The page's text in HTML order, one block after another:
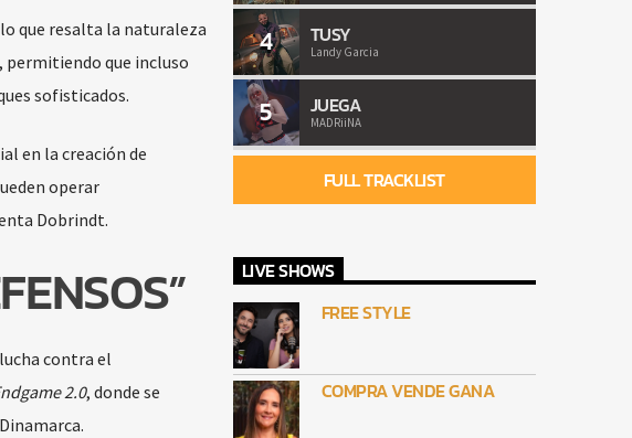
que resalta la naturaleza
que incluso
sofisticados.
en la creación de
operar
Dobrindt.
contra el
2.0, donde se
4 TUSY
Landy Garcia
5 JUEGA
MADRiiNA
FULL TRACKLIST
LIVE SHOWS
FREE STYLE
COMPRA VENDE GANA